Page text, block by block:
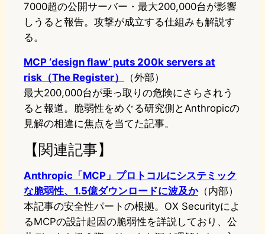
7000超の公開サーバー・最大200,000台が影響
しうると報告。攻撃が成立する仕組みも解説す
る。
MCP ‘design flaw’ puts 200k servers at
risk（The Register）
（外部）
最大200,000台が乗っ取りの危険にさらされう
ると報道。脆弱性をめぐる研究側とAnthropicの
見解の相違に焦点を当てた記事。
【関連記事】
Anthropic「MCP」プロトコルにシステミック
な脆弱性、1.5億ダウンロードに波及か（内部）
本記事の安全性パートの根拠。OX Securityによ
るMCPの設計起因の脆弱性を詳説しており、公